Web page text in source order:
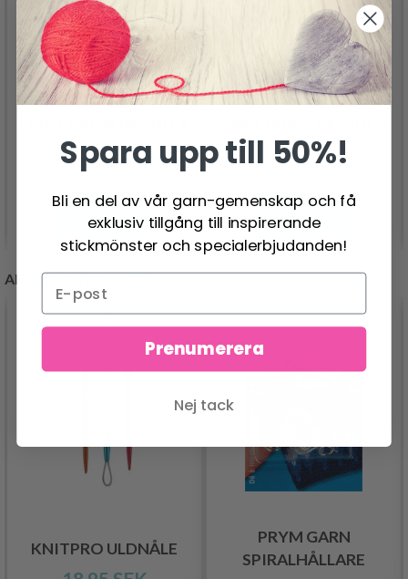
220.00 SEK
Se produkt
84.95 SEK
Se produkt
ANDRA KUNDER KÖPTE
KNITPRO ULDNÅLE
PRYM GARN
SPIRALHÅLLARE
Spara upp till 50%!
Bli en del av vår garn-gemenskap och få
exklusiv tillgång till inspirerande
stickmönster och specialerbjudanden!
Prenumerera
Nej tack